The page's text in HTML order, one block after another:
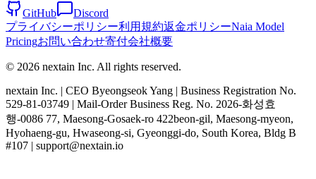
GitHub
Discord
プライバシーポリシー利用規約返金ポリシーNaia Model
Pricingお問い合わせ寄付会社概要
© 2026 nextain Inc. All rights reserved.
nextain Inc. | CEO Byeongseok Yang | Business Registration No.
529-81-03749 | Mail-Order Business Reg. No. 2026-화성효
행-0086 77, Maesong-Gosaek-ro 422beon-gil, Maesong-myeon,
Hyohaeng-gu, Hwaseong-si, Gyeonggi-do, South Korea, Bldg B
#107 | support@nextain.io